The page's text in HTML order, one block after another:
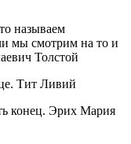
называем
мы смотрим на то и
Толстой
Тит Ливий
конец. Эрих Мария